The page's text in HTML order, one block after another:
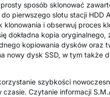
sposób sklonować
pierwszego slotu stacji
i obserwuj proces
dokładna kopia
kopiowania dysków oraz
nowy dysk SSD, w tym także
szybkości
Czytanie informacji